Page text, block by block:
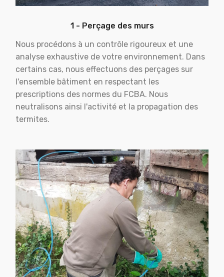
1 - Perçage des murs
Nous procédons à un contrôle rigoureux et une
analyse exhaustive de votre environnement. Dans
certains cas, nous effectuons des perçages sur
l'ensemble bâtiment en respectant les
prescriptions des normes du FCBA. Nous
neutralisons ainsi l'activité et la propagation des
termites.